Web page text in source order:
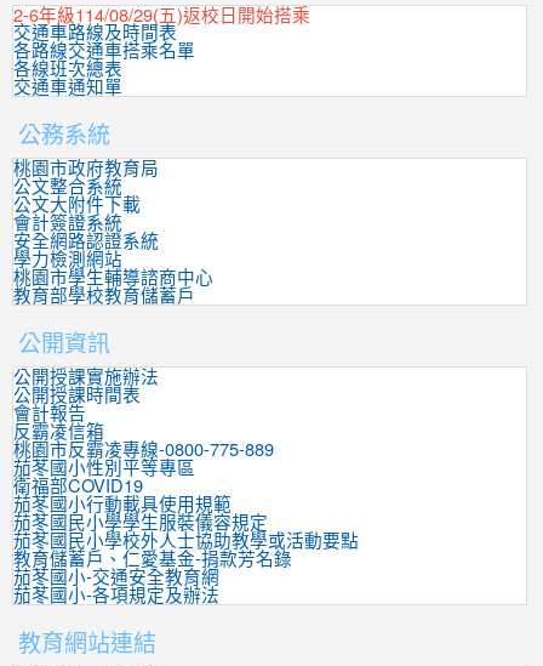
2-6年級114/08/29(五)返校日開始搭乘
交通車路線及時間表
各路線交通車搭乘名單
各線班次總表
交通車通知單
公務系統
桃園市政府教育局
公文整合系統
公文大附件下載
會計簽證系統
安全網路認證系統
學力檢測網站
桃園市學生輔導諮商中心
教育部學校教育儲蓄戶
公開資訊
公開授課實施辦法
公開授課時間表
會計報告
反霸凌信箱
桃園市反霸凌專線-0800-775-889
茄苳國小性別平等專區
衛福部COVID19
茄苳國小行動載具使用規範
茄苳國民小學學生服裝儀容規定
茄苳國民小學校外人士協助教學或活動要點
教育儲蓄戶、仁愛基金-捐款芳名錄
茄苳國小-交通安全教育網
茄苳國小-各項規定及辦法
教育網站連結